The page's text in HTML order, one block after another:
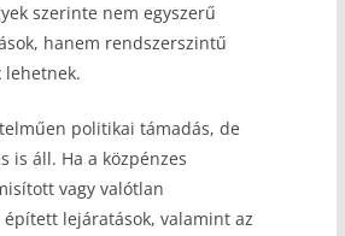
szerinte nem egyszerű
hanem rendszerszintű
lehetnek.
politikai támadás, de
is áll. Ha a közpénzes
vagy valótlan
lejáratások, valamint az